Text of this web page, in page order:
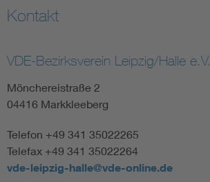
AI & Digital Trust
Health
Mobility
Standards
Weitere Themen
Kontakt
VDE-Bezirksverein Leipzig/Halle e.V.
Mönchereistraße 2
04416 Markkleeberg
Telefon +49 341 35022265
Telefax +49 341 35022264
vde-leipzig-halle@vde-online.de